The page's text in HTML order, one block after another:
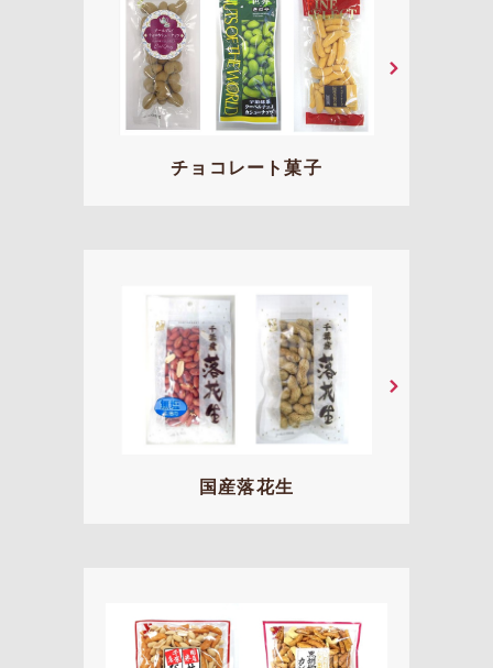
チョコレート菓子
国産落花生